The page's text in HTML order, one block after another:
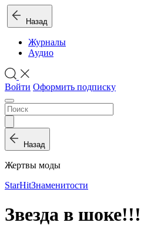
Назад
Журналы
Аудио
Войти Оформить подписку
Назад
Жертвы моды
StarHitЗнаменитости
Звезда в шоке!!!